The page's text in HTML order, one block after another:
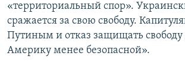
«территориальный спор».
сражается за свою свободу.
Путиным и отказ защищать свободу
Америку менее безопасной».